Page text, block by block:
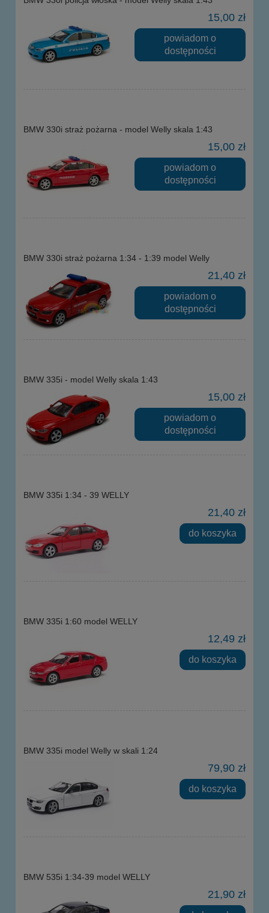
15,00 zł
powiadom o
dostępności
BMW 330i straż pożarna - model Welly skala 1:43
15,00 zł
powiadom o
dostępności
BMW 330i straż pożarna 1:34 - 1:39 model Welly
21,40 zł
powiadom o
dostępności
BMW 335i - model Welly skala 1:43
15,00 zł
powiadom o
dostępności
BMW 335i 1:34 - 39 WELLY
21,40 zł
do koszyka
BMW 335i 1:60 model WELLY
12,49 zł
do koszyka
BMW 335i model Welly w skali 1:24
79,90 zł
do koszyka
BMW 535i 1:34-39 model WELLY
21,90 zł